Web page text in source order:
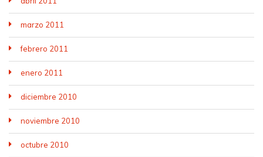
marzo 2011
febrero 2011
enero 2011
diciembre 2010
noviembre 2010
octubre 2010